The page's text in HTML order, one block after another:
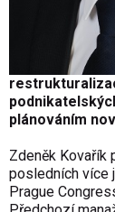
plánováním
Zdeněk Kovařík
posledních více
Prague